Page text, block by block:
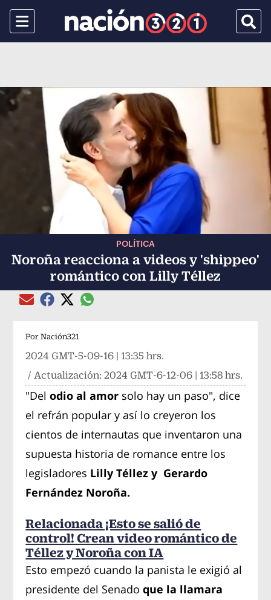
Menu
POLÍTICA
Noroña reacciona a videos y 'shippeo'
romántico con Lilly Téllez
Compartir el artículo actual mediante Email
Compartir el artículo actual mediante Facebook
Compartir el artículo actual mediante Twitter
Compartir el artículo actual mediante
Por Nación321
2024 GMT-5-09-16 | 13:35 hrs.
/ Actualización:2024 GMT-6-12-06 | 13:58 hrs.
"Delodio al amor solo hay un paso", dice
el refrán popular y así lo creyeron los
cientos de internautas que inventaron una
supuesta historia de romance entre los
legisladores Lilly Téllez y Gerardo
Fernández Noroña.
Relacionada ¡Esto se salió de
control! Crean video romántico de
Téllez y Noroña con IA
Esto empezó cuando la panista le exigió al
presidente del Senadoque la llamara